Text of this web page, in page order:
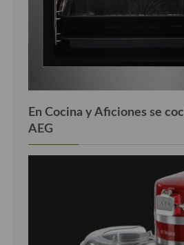
En Cocina y Aficiones se
AEG